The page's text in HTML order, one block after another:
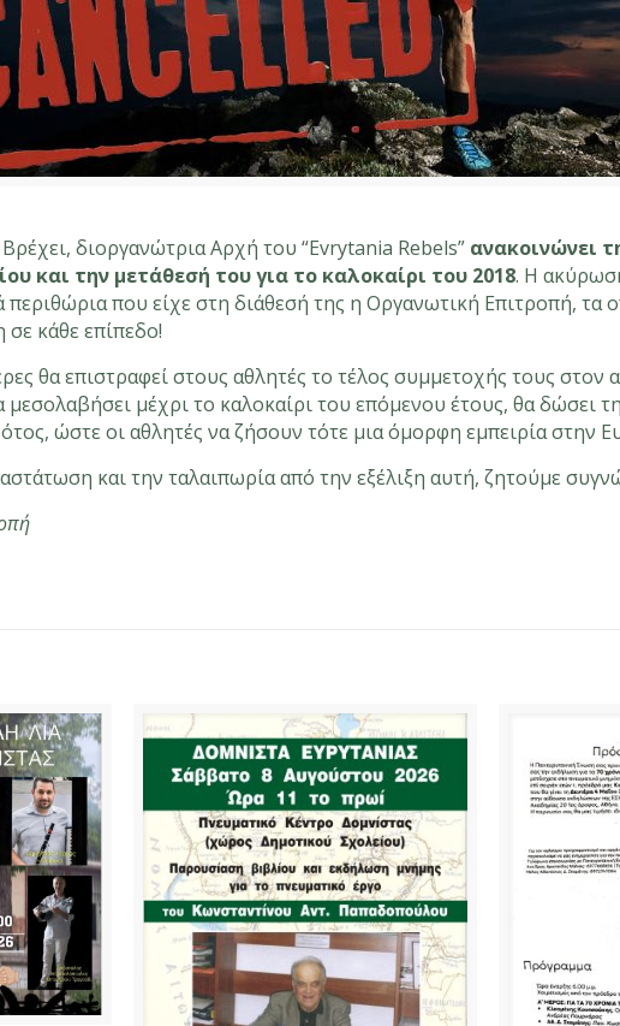
διοργανώτρια Αρχή του “Evrytania Rebels” ανακοινώνει
και την μετάθεσή του για το καλοκαίρι του 2018. Η
περιθώρια που είχε στη διάθεσή της η Οργανωτική Επιτροπή, τα
σε κάθε επίπεδο!
θα επιστραφεί στους αθλητές το τέλος συμμετοχής τους στον
μέχρι το καλοκαίρι του επόμενου έτους, θα δώσει
ώστε οι αθλητές να ζήσουν τότε μια όμορφη εμπειρία στην
και την ταλαιπωρία από την εξέλιξη αυτή, ζητούμε